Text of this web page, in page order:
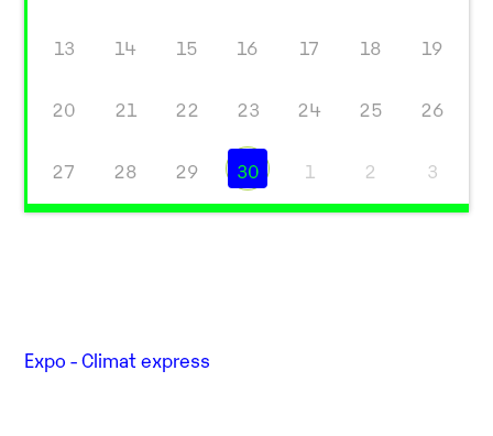
13 14 15 16 17 18 19
20 21 22 23 24 25 26
27 28 29 30 1 2 3
Expo - Climat express